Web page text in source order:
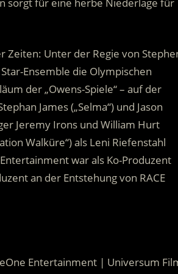
Zeiten: Unter der Regie von
Ensemble die Olympischen
der „Owens-Spiele“ – auf der
James („Selma“) und Jason
Jeremy Irons und William Hurt
Walküre“) als Leni Riefenstahl
war als Ko-Produzent
an der Entstehung von RACE
Entertainment | Universum